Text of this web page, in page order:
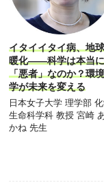
イタイイタイ病、地
暖化――科学は本当に
「悪者」なのか？環
学が未来を変える
日本女子大学 理学部
生命科学科 教授 宮崎
かね 先生